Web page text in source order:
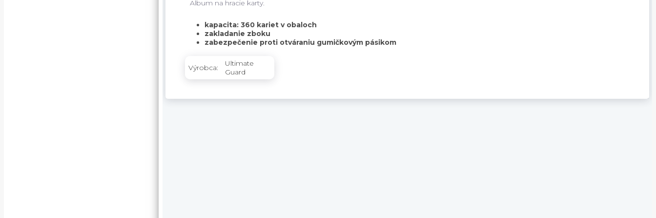
Album na hracie karty.
kapacita: 360 kariet v obaloch
zakladanie zboku
zabezpečenie proti otváraniu gumičkovým pásikom
Výrobca:
Ultimate
Guard